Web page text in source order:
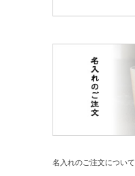
名入れのご注文について